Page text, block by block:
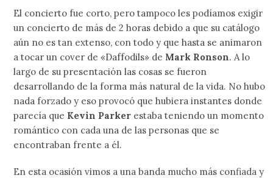
El concierto fue corto, pero tampoco les podíamos exigir
un concierto de más de 2 horas debido a que su catálogo
aún no es tan extenso, con todo y que hasta se animaron
a tocar un cover de «Daffodils» de Mark Ronson. A lo
largo de su presentación las cosas se fueron
desarrollando de la forma más natural de la vida. No hubo
nada forzado y eso provocó que hubiera instantes donde
parecía que Kevin Parker estaba teniendo un momento
romántico con cada una de las personas que se
encontraban frente a él.
En esta ocasión vimos a una banda mucho más confiada y